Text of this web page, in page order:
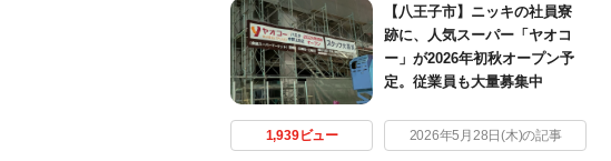
【八王子市】ニッキの社員寮
跡に、人気スーパー「ヤオコ
ー」が2026年初秋オープン予
定。従業員も大量募集中
1,939ビュー 2026年5月28日(木)の記事